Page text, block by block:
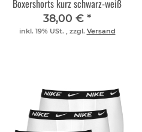
Boxershorts kurz schwarz-weiß
38,00 € *
inkl. 19% USt. , zzgl. Versand